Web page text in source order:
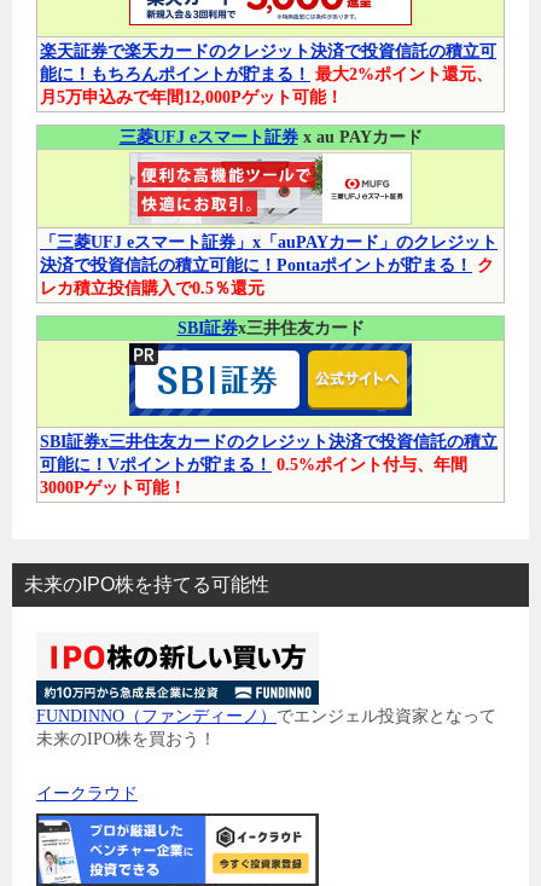
楽天証券で楽天カードのクレジット決済で投資信託の積立可
能に！もちろんポイントが貯まる！ 最大2%ポイント還元、
月5万申込みで年間12,000Pゲット可能！
三菱UFJ eスマート証券x au PAYカード
「三菱UFJ eスマート証券」x「auPAYカード」のクレジット
決済で投資信託の積立可能に！Pontaポイントが貯まる！
ク
レカ積立投信購入で0.5％還元
SBI証券x三井住友カード
SBI証券x三井住友カードのクレジット決済で投資信託の積立
可能に！Vポイントが貯まる！ 0.5%ポイント付与、年間
3000Pゲット可能！
未来のIPO株を持てる可能性
FUNDINNO（ファンディーノ） でエンジェル投資家となって
未来のIPO株を買おう！
イークラウド